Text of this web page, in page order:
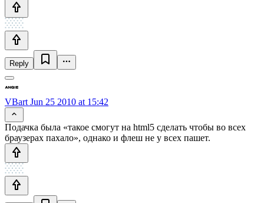
Reply
VBart Jun 25 2010 at 15:42
Подачка была «такое смогут на html5 сделать чтобы во всех
браузерах пахало», однако и флеш не у всех пашет.